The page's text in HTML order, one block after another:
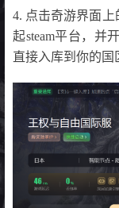
4. 点击奇游界面上
起steam平台，并
直接入库到你的国